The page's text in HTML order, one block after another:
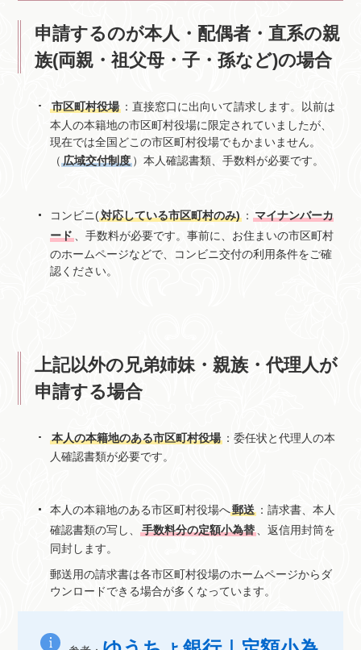
申請するのが本人・配偶者・直系の親
族(両親・祖父母・子・孫など)の場合
市区町村役場 ：直接窓口に出向いて請求します。以前は
本人の本籍地の市区町村役場に限定されていましたが、
現在では全国どこの市区町村役場でもかまいません。
（広域交付制度 ）本人確認書類、手数料が必要です。
コンビニ(対応している市区町村のみ) ：マイナンバーカ
ード
、手数料が必要です。事前に、お住まいの市区町村
のホームページなどで、コンビニ交付の利用条件をご確
認ください。
上記以外の兄弟姉妹・親族・代理人が
申請する場合
本人の本籍地のある市区町村役場 ：委任状と代理人の本
人確認書類が必要です。
本人の本籍地のある市区町村役場へ郵送 ：請求書、本人
確認書類の写し、手数料分の定額小為替
、返信用封筒を
同封します。
郵送用の請求書は各市区町村役場のホームページからダ
ウンロードできる場合が多くなっています。